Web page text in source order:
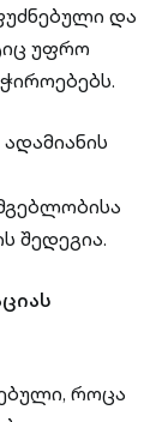
და
უფრო
შედეგია.
როცა